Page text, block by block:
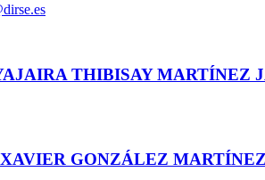
THIBISAY MARTÍNEZ
GONZÁLEZ MARTÍNEZ